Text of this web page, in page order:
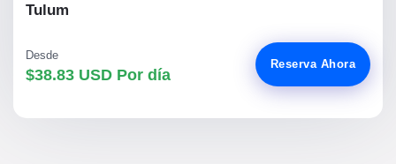
Tulum
Desde
$38.83 USD Por día
Reserva Ahora